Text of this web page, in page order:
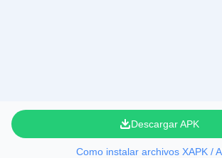
Descargar APK
Como instalar archivos XAPK /